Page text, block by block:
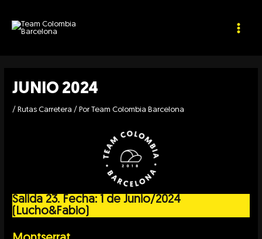
contenido
JUNIO 2024
/ Rutas Carretera / Por Team Colombia Barcelona
Salida 23. Fecha: 1 de Junio/2024
(Lucho&Fabio)
entradas